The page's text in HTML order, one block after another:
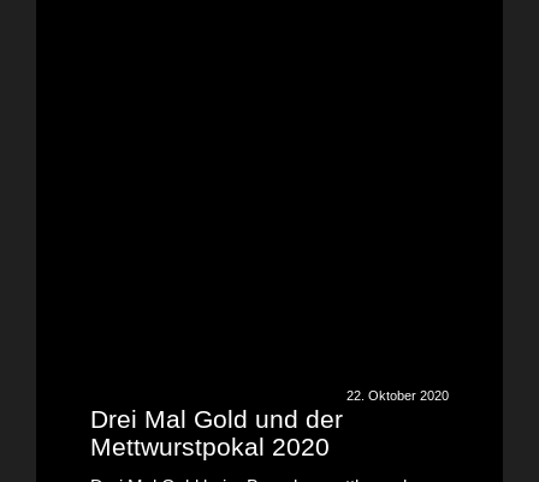
22. Oktober 2020
Drei Mal Gold und der
Mettwurstpokal 2020